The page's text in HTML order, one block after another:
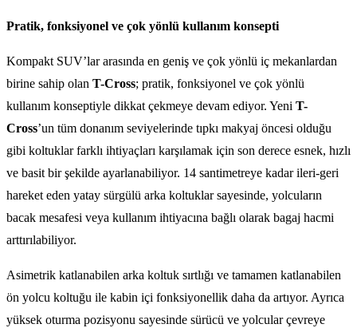
Pratik, fonksiyonel ve çok yönlü kullanım konsepti
Kompakt SUV’lar arasında en geniş ve çok yönlü iç mekanlardan
birine sahip olan T-Cross; pratik, fonksiyonel ve çok yönlü
kullanım konseptiyle dikkat çekmeye devam ediyor. Yeni T-
Cross’un tüm donanım seviyelerinde tıpkı makyaj öncesi olduğu
gibi koltuklar farklı ihtiyaçları karşılamak için son derece esnek, hızlı
ve basit bir şekilde ayarlanabiliyor. 14 santimetreye kadar ileri-geri
hareket eden yatay sürgülü arka koltuklar sayesinde, yolcuların
bacak mesafesi veya kullanım ihtiyacına bağlı olarak bagaj hacmi
arttırılabiliyor.
Asimetrik katlanabilen arka koltuk sırtlığı ve tamamen katlanabilen
ön yolcu koltuğu ile kabin içi fonksiyonellik daha da artıyor. Ayrıca
yüksek oturma pozisyonu sayesinde sürücü ve yolcular çevreye